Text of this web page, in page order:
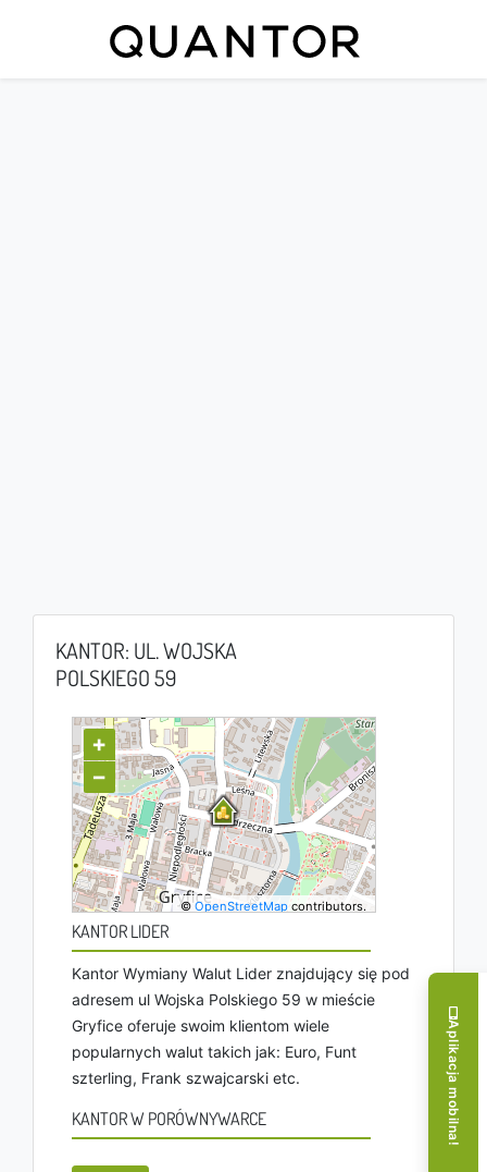
KANTOR: UL. WOJSKA
POLSKIEGO 59
+
−
©OpenStreetMap contributors.
KANTOR LIDER
Kantor Wymiany Walut Lider znajdujący się pod
adresem ul Wojska Polskiego 59 w mieście
Gryfice oferuje swoim klientom wiele
popularnych walut takich jak: Euro, Funt
szterling, Frank szwajcarski etc.
KANTOR W PORÓWNYWARCE Aplikacja mobilna!